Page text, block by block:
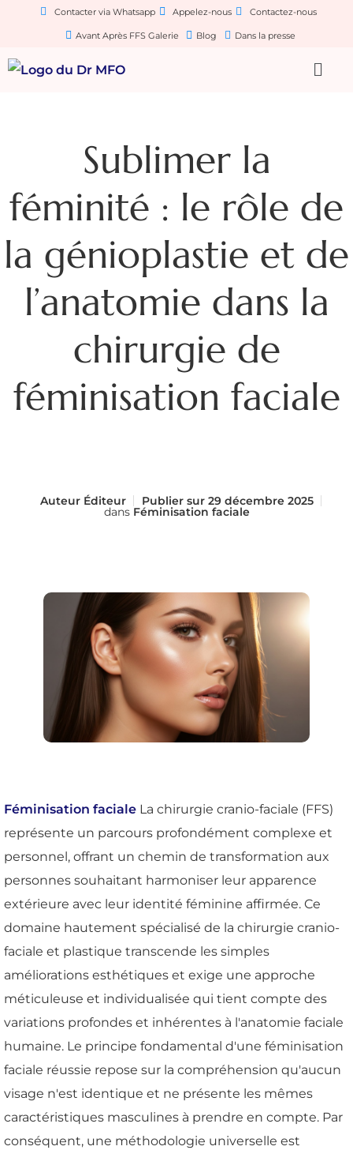
Contacter via Whatsapp Appelez-nous Contactez-nous
Avant Après FFS Galerie Blog Dans la presse
Sublimer la
féminité : le rôle de
la génioplastie et de
l’anatomie dans la
chirurgie de
féminisation faciale
AuteurÉditeur Publier sur29 décembre 2025
dans Féminisation faciale
Féminisation faciale La chirurgie cranio-faciale (FFS)
représente un parcours profondément complexe et
personnel, offrant un chemin de transformation aux
personnes souhaitant harmoniser leur apparence
extérieure avec leur identité féminine affirmée. Ce
domaine hautement spécialisé de la chirurgie cranio-
faciale et plastique transcende les simples
améliorations esthétiques et exige une approche
méticuleuse et individualisée qui tient compte des
variations profondes et inhérentes à l'anatomie faciale
humaine. Le principe fondamental d'une féminisation
faciale réussie repose sur la compréhension qu'aucun
visage n'est identique et ne présente les mêmes
caractéristiques masculines à prendre en compte. Par
conséquent, une méthodologie universelle est